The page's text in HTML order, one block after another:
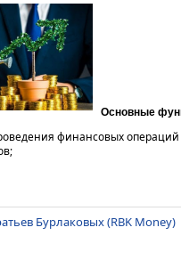
Основные
финансовых
Бурлаковых (RBK Money)